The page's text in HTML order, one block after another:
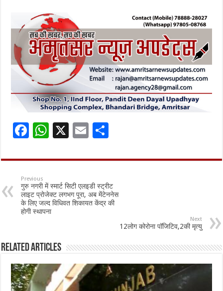
F
e
b
o
o
W
at
sA
p
p
X
E
ai
l
ar
Previous
गुरु नगरी में स्मार्ट सिटी एलइडी स्ट्रीट
लाइट प्रोजेक्ट लगभग पूरा, अब मेंटेननेस
के लिए जल्द विधिवत शिकायत केंद्र की
होगी स्थापना
Next
12लोग कोरोना पॉजिटिव,2की मृत्यु
Related Articles